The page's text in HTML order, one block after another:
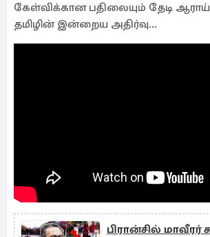
கேள்விக்கான பதிலையும் தேடி
தமிழின் இன்றைய அதிர்வு...
பிரான்சில் மாவீரர்